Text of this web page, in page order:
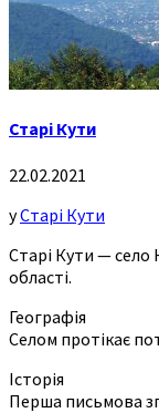
Старі Кути
22.02.2021
уСтарі Кути
Старі Кути — село
області.
Географія
Селом протікає
Історія
Перша письмова